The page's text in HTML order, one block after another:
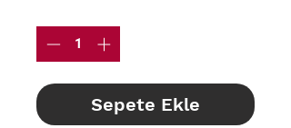
Sepete Ekle